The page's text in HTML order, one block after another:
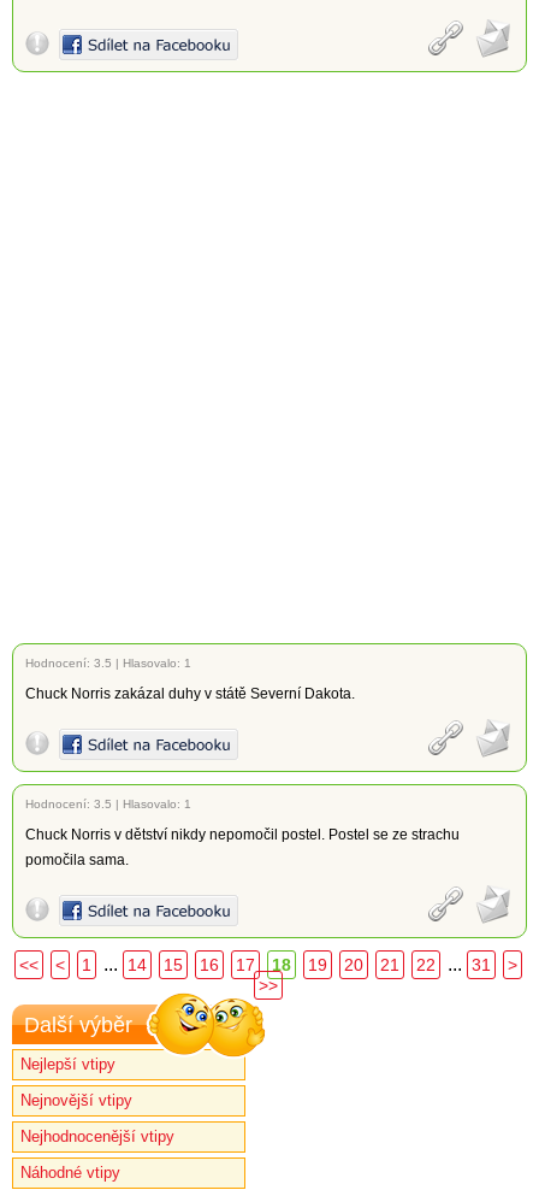
Hodnocení: 3.5 | Hlasovalo: 1
Chuck Norris zakázal duhy v státě Severní Dakota.
Hodnocení: 3.5 | Hlasovalo: 1
Chuck Norris v dětství nikdy nepomočil postel. Postel se ze strachu
pomočila sama.
<< < 1 ... 14 15 16 17 18 19 20 21 22 ... 31
>
>>
Další výběr
Nejlepší vtipy
Nejnovější vtipy
Nejhodnocenější vtipy
Náhodné vtipy